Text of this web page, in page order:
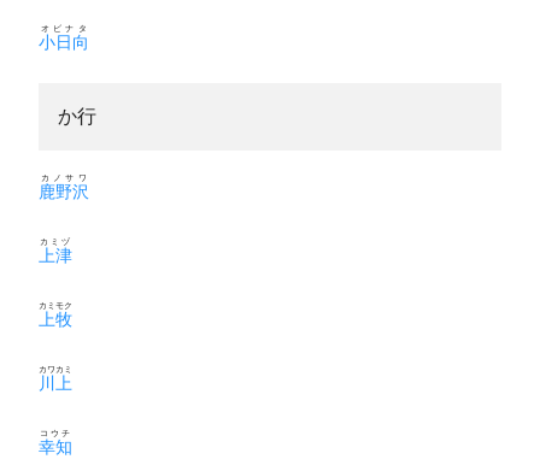
小日向
オビナタ
か行
鹿野沢
カノサワ
上津
カミヅ
上牧
カミモク
川上
カワカミ
幸知
コウチ